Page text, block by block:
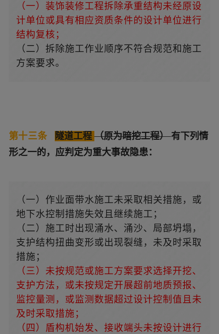
（一）装饰装修工程拆除承重结构未经原设
计单位或具有相应资质条件的设计单位进行
结构复核；
（二）拆除施工作业顺序不符合规范和施工
方案要求。
第十三条 隧道工程 （原为暗挖工程）有下列情
形之一的，应判定为重大事故隐患：
（一）作业面带水施工未采取相关措施，或
地下水控制措施失效且继续施工；
（二）施工时出现涌水、涌沙、局部坍塌，
支护结构扭曲变形或出现裂缝，未及时采取
措施；
（三）未按规范或施工方案要求选择开挖、
支护方法，或未按规定开展超前地质预报、
监控量测，或监测数据超过设计控制值且未
及时采取措施；
（四）盾构机始发、接收端头未按设计进行